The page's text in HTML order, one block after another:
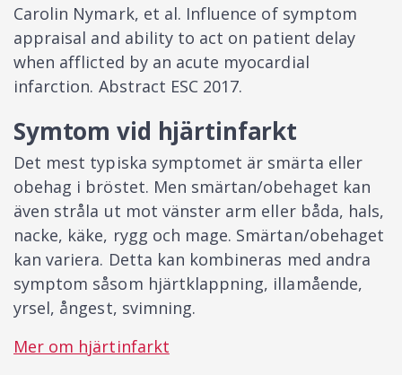
Carolin Nymark, et al. Influence of symptom
appraisal and ability to act on patient delay
when afflicted by an acute myocardial
infarction. Abstract ESC 2017.
Symtom vid hjärtinfarkt
Det mest typiska symptomet är smärta eller
obehag i bröstet. Men smärtan/obehaget kan
även stråla ut mot vänster arm eller båda, hals,
nacke, käke, rygg och mage. Smärtan/obehaget
kan variera. Detta kan kombineras med andra
symptom såsom hjärtklappning, illamående,
yrsel, ångest, svimning.
Mer om hjärtinfarkt